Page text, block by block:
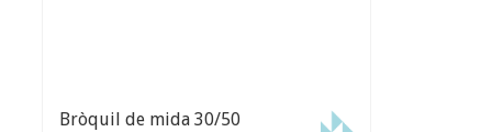
Bròquil de mida 30/50